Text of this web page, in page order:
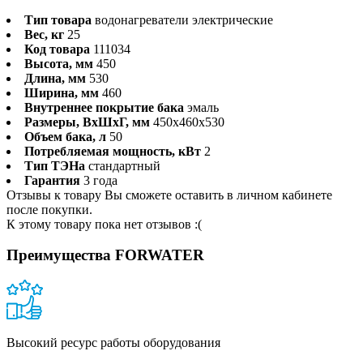
Тип товара водонагреватели электрические
Вес, кг 25
Код товара 111034
Высота, мм 450
Длина, мм 530
Ширина, мм 460
Внутреннее покрытие бака эмаль
Размеры, ВхШхГ, мм 450x460x530
Объем бака, л 50
Потребляемая мощность, кВт 2
Тип ТЭНа стандартный
Гарантия 3 года
Отзывы к товару Вы сможете оставить в личном кабинете
после покупки.
К этому товару пока нет отзывов :(
Преимущества FORWATER
Высокий ресурс работы оборудования